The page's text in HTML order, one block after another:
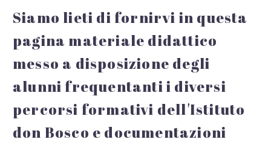
Siamo lieti di fornirvi in questa
pagina materiale didattico
messo a disposizione degli
alunni frequentanti i diversi
percorsi formativi dell'Istituto
don Bosco e documentazioni